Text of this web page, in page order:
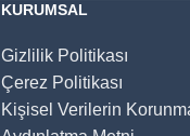
KURUMSAL
Gizlilik Politikası
Çerez Politikası
Kişisel Verilerin